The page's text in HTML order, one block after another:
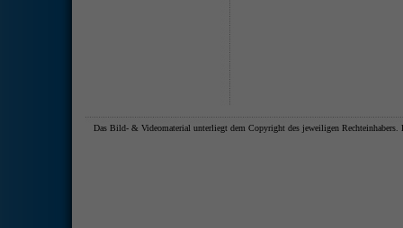
Das Bild- & Videomaterial unterliegt dem Copyright des jeweiligen